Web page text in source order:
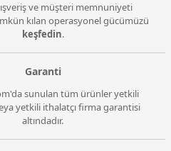
ve müşteri memnuniyeti
kılan operasyonel gücümüzü
keşfedin.
Garanti
sunulan tüm ürünler yetkili
yetkili ithalatçı firma garantisi
altındadır.